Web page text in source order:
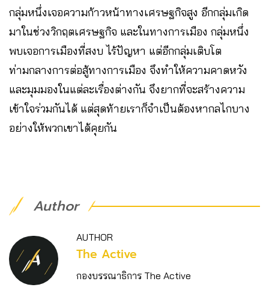
กลุ่มหนึ่งเจอความก้าวหน้าทางเศรษฐกิจสูง อีกกลุ่มเกิด
มาในช่วงวิกฤตเศรษฐกิจ และในทางการเมือง กลุ่มหนึ่ง
พบเจอการเมืองที่สงบ ไร้ปัญหา แต่อีกกลุ่มเติบโต
ท่ามกลางการต่อสู้ทางการเมือง จึงทำให้ความคาดหวัง
และมุมมองในแต่ละเรื่องต่างกัน จึงยากที่จะสร้างความ
เข้าใจร่วมกันได้ แต่สุดท้ายเราก็จำเป็นต้องหากลไกบาง
อย่างให้พวกเขาได้คุยกัน
Author
AUTHOR
The Active
กองบรรณาธิการ The Active